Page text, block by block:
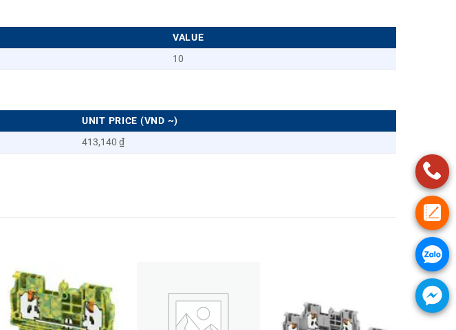
VALUE
10
UNIT PRICE (VND ~)
413,140 ₫